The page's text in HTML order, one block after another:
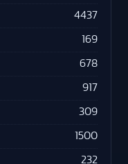
4437
169
678
917
309
1500
232